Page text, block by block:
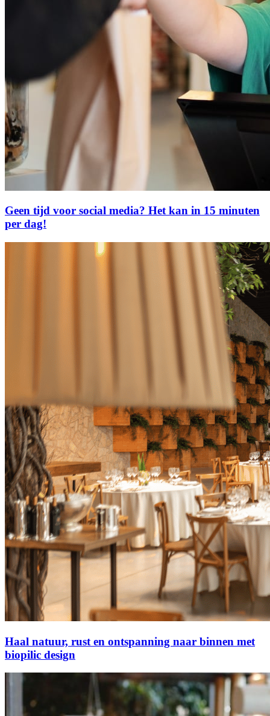
Geen tijd voor social media? Het kan in 15 minuten
per dag!
Haal natuur, rust en ontspanning naar binnen met
biopilic design